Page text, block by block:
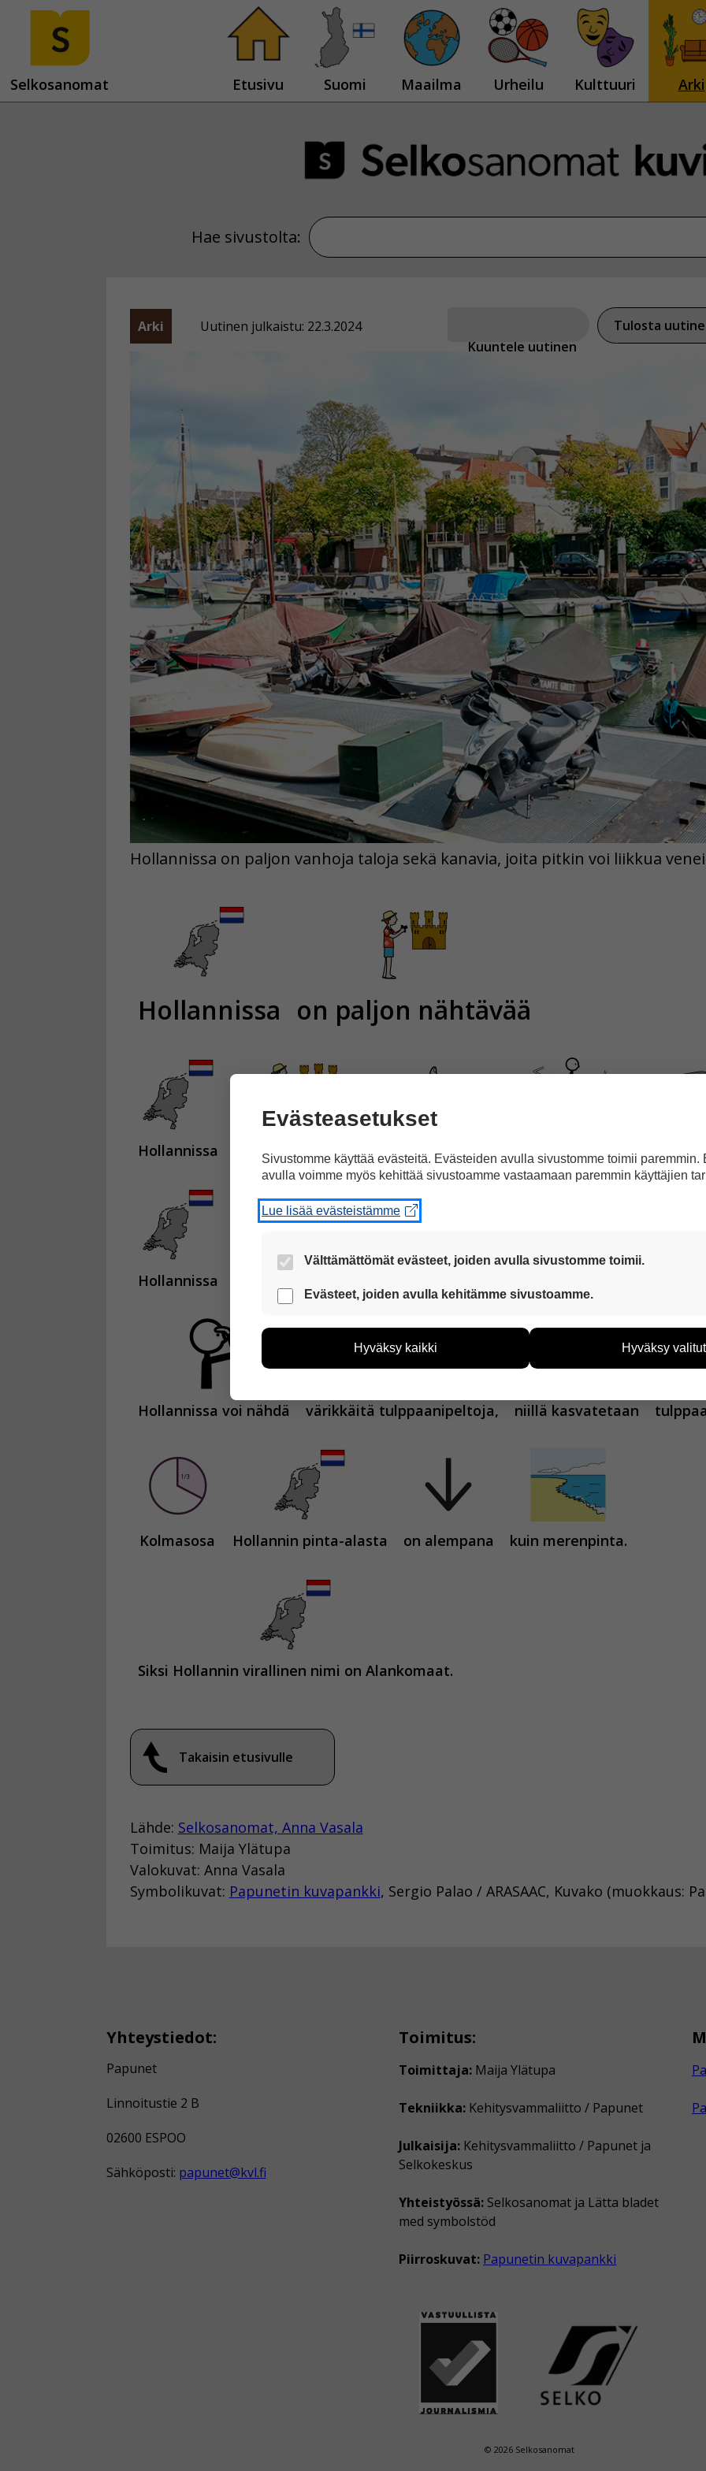
Selkosanomat Etusivu Suomi Maailma Urheilu Kulttuuri Arki
Hae sivustolta:
Arki
Uutinen julkaistu: 22.3.2024
Kuuntele uutinen
Tulosta
Hollannissa on paljon nähtävää
Hollannissa on paljon vanhoja taloja sekä kanavia, joita pitkin voi liikkua
Hollannissa on paljon nähtävää, ja siellä on helppo matkustaa
Hollannissa
Hollannissa voi nähdä värikkäitä tulppaanipeltoja, niillä kasvatetaan
Kolmasosa Hollannin pinta-alasta on alempana kuin merenpinta.
Siksi Hollannin virallinen nimi on Alankomaat.
Takaisin etusivulle
Lähde: Selkosanomat, Anna Vasala
Toimitus: Maija Ylätupa
Valokuvat: Anna Vasala
Symbolikuvat: Papunetin kuvapankki, Sergio Palao / ARASAAC, Kuvako (muokkaus:
Yhteystiedot:
Papunet
Linnoitustie 2 B
02600 ESPOO
Sähköposti: papunet@kvl.fi
Toimitus:
Toimittaja: Maija Ylätupa
Tekniikka: Kehitysvammaliitto / Papunet
Julkaisija: Kehitysvammaliitto / Papunet ja
Selkokeskus
Yhteistyössä: Selkosanomat ja Lätta bladet
med symbolstöd
Piirroskuvat: Papunetin kuvapankki
© 2026 Selkosanomat
Evästeasetukset
Sivustomme käyttää evästeitä. Evästeiden avulla sivustomme toimii paremmin.
avulla voimme myös kehittää sivustoamme vastaamaan paremmin käyttäjien
Lue lisää evästeistämme
Välttämättömät evästeet, joiden avulla sivustomme toimii.
Nämä evästeet ovat aina käytössä, jotta sivustoamme voi käyttää sujuvasti
Evästeet, joiden avulla kehitämme sivustoamme.
voimme kehittää sivustoamme vastaamaan paremmin käyttäjien tarpeita.
esimerkiksi kävijämääristä ja siitä, mitä sivuja käytetään ja miten sivuilla
kuitenkaan kerää henkilötietoja kuten nimiä, eikä tietoja voi yhdistää
Voit valita, hyväksytkö näiden evästeiden käytön.
Hyväksy kaikki Hyväksy valitut